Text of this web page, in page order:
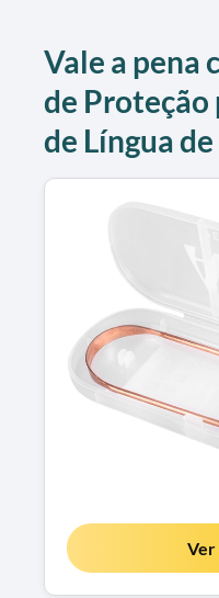
Vale a pena
de Proteção
de Língua
Ver